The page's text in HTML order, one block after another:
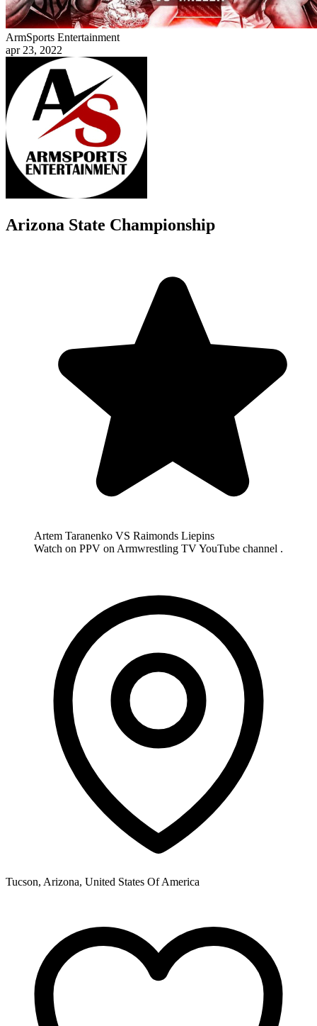
ArmSports Entertainment
apr 23, 2022
Arizona State Championship
Artem Taranenko VS Raimonds Liepins
Watch on PPV on Armwrestling TV YouTube channel .
Tucson, Arizona, United States Of America